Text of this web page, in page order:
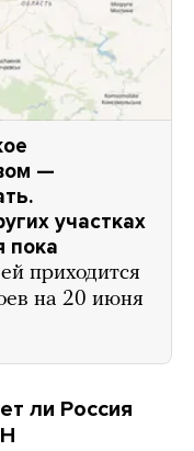
—
участках
пока
приходится
на 20 июня
ли Россия